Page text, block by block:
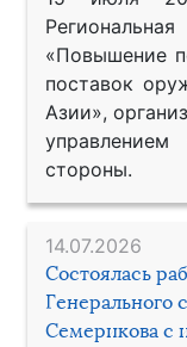
«Повышение
поставок
Азии»,
стороны.
14.07.2026
Состоялась
Генерального
Семерикова с